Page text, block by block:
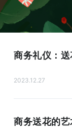
商务礼仪：
2023.12.27
商务送花的